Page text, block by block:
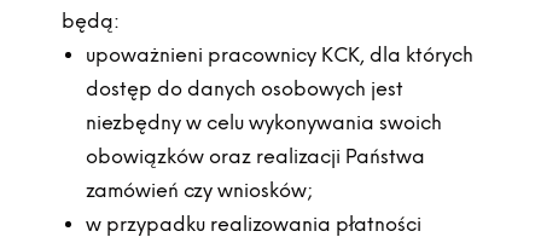
będą:
upoważnieni pracownicy KCK, dla których
dostęp do danych osobowych jest
niezbędny w celu wykonywania swoich
obowiązków oraz realizacji Państwa
zamówień czy wniosków;
w przypadku realizowania płatności